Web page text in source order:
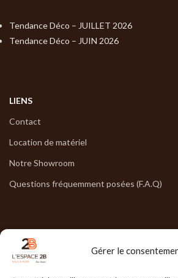
Gérer le
Tendance Déco – JUILLET 2026
Tendance Déco – JUIN 2026
LIENS
Contact
Location de matériel
Notre Showroom
Questions fréquemment posées (F.A.Q)
NOS HORAIRES
Lun : 7h30/17h30